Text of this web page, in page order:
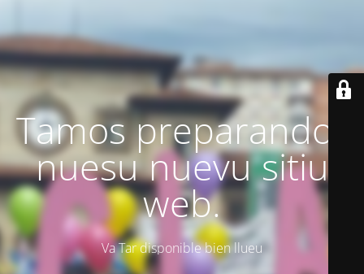
Tamos preparando'l
nuesu nuevu sitiu
web.
Va Tar disponible bien llueu